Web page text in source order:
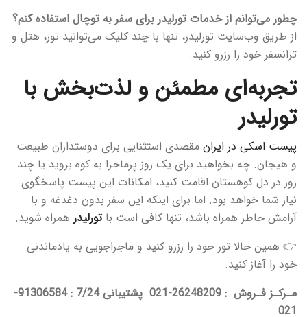
چطور می‌توانم از خدمات تورلیدر برای سفر به توچال استفاده کنم؟
از طریق وب‌سایت تورلیدر، تنها با چند کلیک می‌توانید تور، هتل و
ترانسفر خود را رزرو کنید.
تجربه‌ای مطمئن و لذت‌بخش با
تورلیدر
پیست اسکی در ایران مقصدی استثنایی برای دوستداران طبیعت
و هیجان. چه بخواهید برای یک روز پرماجرا به کوه بروید یا چند
روز در دل کوهستان اقامت کنید، امکانات این پیست پاسخگوی
نیاز شما خواهد بود. اما برای اینکه این سفر بدون دغدغه و با
آرامش خاطر همراه باشد، تنها کافی است باتورلیدرهمراه شوید.
👉 همین حالا تور خود را رزرو کنید و ماجراجویی به یادماندنی
خود را آغاز کنید.
مـرکـز فـروش : 26248209-021 پشتیبانی 7/24 : 91306584-
021